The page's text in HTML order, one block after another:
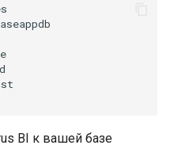
BI к вашей базе